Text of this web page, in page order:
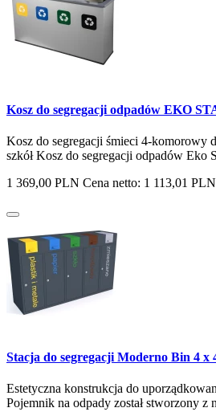
Kosz do segregacji odpadów EKO
Kosz do segregacji śmieci 4-komorowy
szkół Kosz do segregacji odpadów Eko
1 369,00 PLN Cena netto: 1 113,01 PLN
Stacja do segregacji Moderno Bin 4 x
Estetyczna konstrukcja do
Pojemnik na odpady został stworzony z